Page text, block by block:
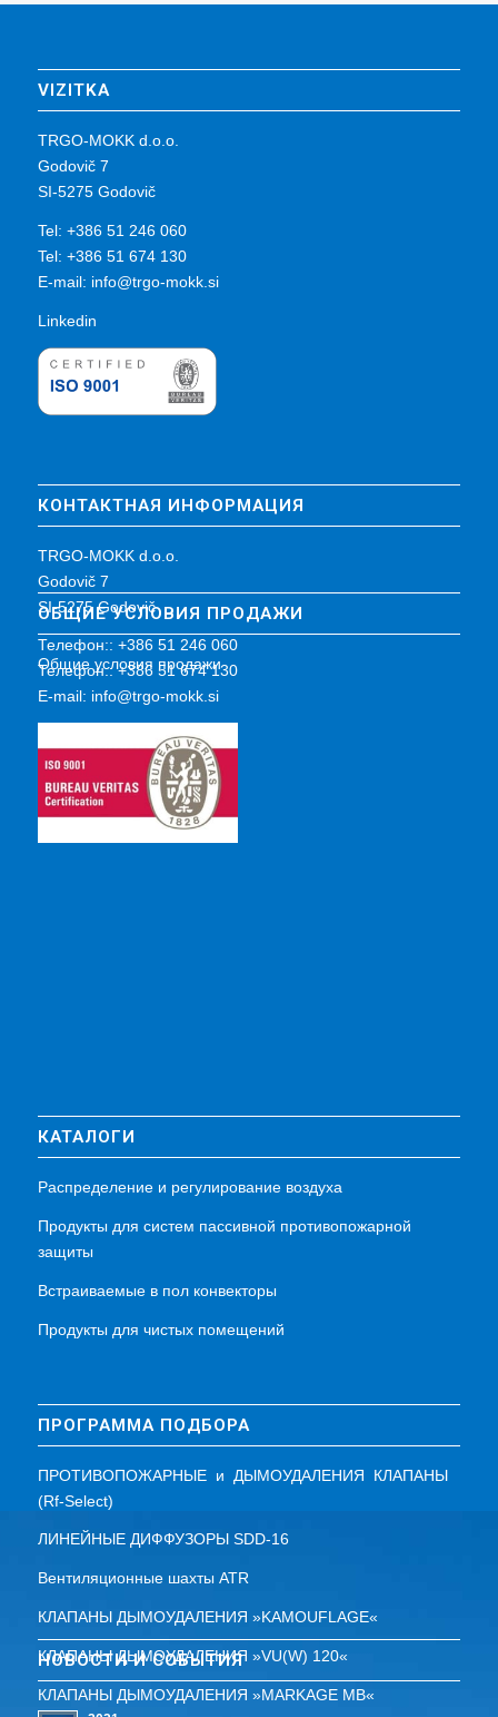
VIZITKA
TRGO-MOKK d.o.o.
Godovič 7
SI-5275 Godovič
Tel: +386 51 246 060
Tel: +386 51 674 130
E-mail: info@trgo-mokk.si
Linkedin
КОНТАКТНАЯ ИНФОРМАЦИЯ
TRGO-MOKK d.o.o.
Godovič 7
SI-5275 Godovič
Телефон:: +386 51 246 060
Телефон:: +386 51 674 130
E-mail: info@trgo-mokk.si
ОБЩИЕ УСЛОВИЯ ПРОДАЖИ
Общие условия продажи
КАТАЛОГИ
Распределение и регулирование воздуха
Продукты для систем пассивной противопожарной
защиты
Встраиваемые в пол конвекторы
Продукты для чистых помещений
ПРОГРАММА ПОДБОРА
ПРОТИВОПОЖАРНЫЕ и ДЫМОУДАЛЕНИЯ КЛАПАНЫ
(Rf-Select)
ЛИНЕЙНЫЕ ДИФФУЗОРЫ SDD-16
Вентиляционные шахты ATR
КЛАПАНЫ ДЫМОУДАЛЕНИЯ »KAMOUFLAGE«
КЛАПАНЫ ДЫМОУДАЛЕНИЯ »VU(W) 120«
КЛАПАНЫ ДЫМОУДАЛЕНИЯ »MARKAGE MB«
НОВОСТИ И СОБЫТИЯ